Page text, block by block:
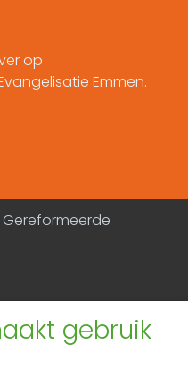
op
Emmen.
gebruik